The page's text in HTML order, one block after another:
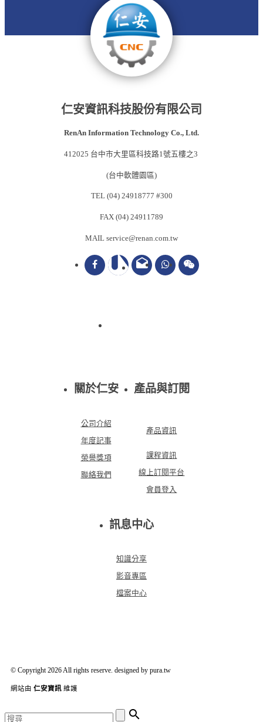
仁安資訊科技股份有限公司
RenAn Information Technology Co., Ltd.
412025 台中市大里區科技路1號五樓之3
(台中軟體園區)
TEL (04) 24918777 #300
FAX (04) 24911789
MAIL service@renan.com.tw
drafts
關於仁安
公司介紹
年度記事
榮譽獎項
聯絡我們
產品與訂閱
產品資訊
課程資訊
線上訂閱平台
會員登入
訊息中心
知識分享
影音專區
檔案中心
© Copyright 2026 All rights reserve. designed by pura.tw
網站由 仁安資訊 維護
